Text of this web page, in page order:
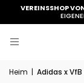
VEREINSSHOP
Heim | Adidas x